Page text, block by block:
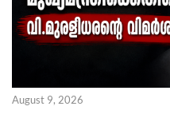
August 9, 2026